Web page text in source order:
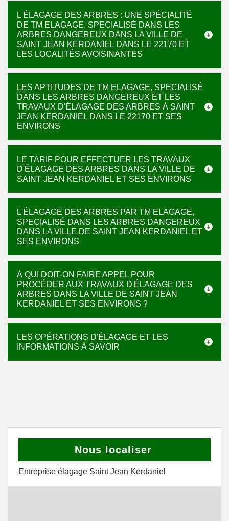
L'ÉLAGAGE DES ARBRES : UNE SPÉCIALITÉ
DE TM ELAGAGE, SPECIALISÉ DANS LES
ARBRES DANGEREUX DANS LA VILLE DE
SAINT JEAN KERDANIEL DANS LE 22170 ET
LES LOCALITÉS AVOISINANTES
LES APTITUDES DE TM ELAGAGE, SPECIALISÉ
DANS LES ARBRES DANGEREUX ET LES
TRAVAUX D'ÉLAGAGE DES ARBRES À SAINT
JEAN KERDANIEL DANS LE 22170 ET SES
ENVIRONS
LE TARIF POUR EFFECTUER LES TRAVAUX
D'ÉLAGAGE DES ARBRES DANS LA VILLE DE
SAINT JEAN KERDANIEL ET SES ENVIRONS
L'ÉLAGAGE DES ARBRES PAR TM ELAGAGE,
SPECIALISÉ DANS LES ARBRES DANGEREUX
DANS LA VILLE DE SAINT JEAN KERDANIEL ET
SES ENVIRONS
À QUI DOIT-ON FAIRE APPEL POUR
PROCÉDER AUX TRAVAUX D'ÉLAGAGE DES
ARBRES DANS LA VILLE DE SAINT JEAN
KERDANIEL ET SES ENVIRONS ?
LES OPÉRATIONS D'ÉLAGAGE ET LES
INFORMATIONS À SAVOIR
Nous localiser
Entreprise élagage Saint Jean Kerdaniel